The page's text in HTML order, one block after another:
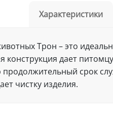
Характеристики
Трон – это
конструкция дает
продолжительный срок
чистку изделия.